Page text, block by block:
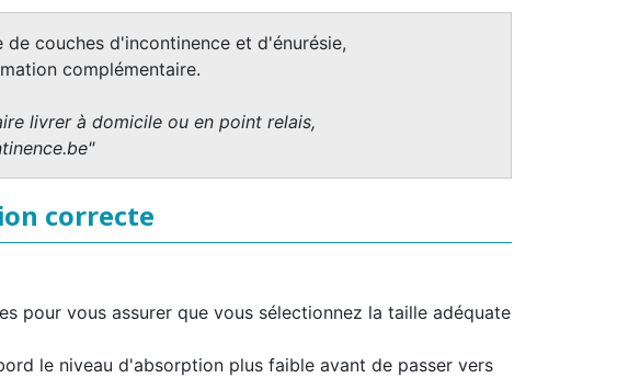
couches d'incontinence et d'énurésie,
complémentaire.
livrer à domicile ou en point relais,
correcte
pour vous assurer que vous sélectionnez la taille adéquate
le niveau d'absorption plus faible avant de passer vers